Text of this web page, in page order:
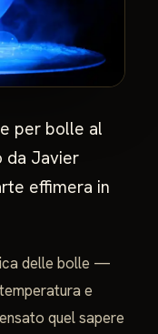
per bolle al
da Javier
effimera in
delle bolle —
e
quel sapere